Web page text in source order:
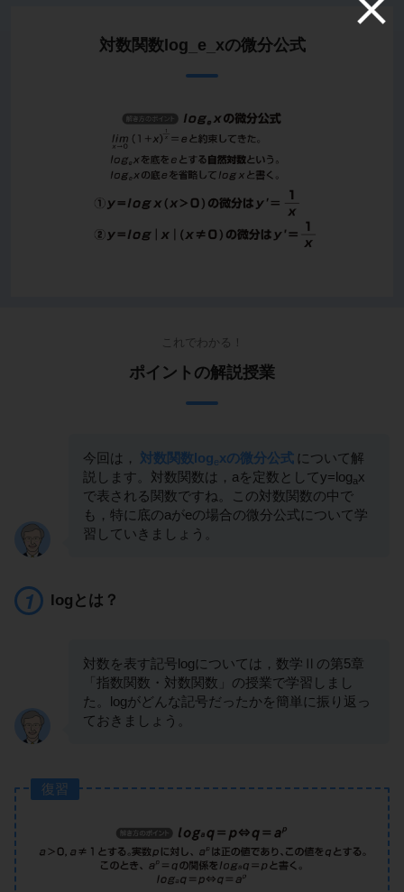
対数関数log_e_xの微分公式
これでわかる！
ポイントの解説授業
今回は， 対数関数logexの微分公式 について解
説します。対数関数は，aを定数としてy=logax
で表される関数ですね。この対数関数の中で
も，特に底のaがeの場合の微分公式について学
習していきましょう。
logとは？
対数を表す記号logについては，数学Ⅱの第5章
「指数関数・対数関数」の授業で学習しまし
た。logがどんな記号だったかを簡単に振り返っ
ておきましょう。
復習